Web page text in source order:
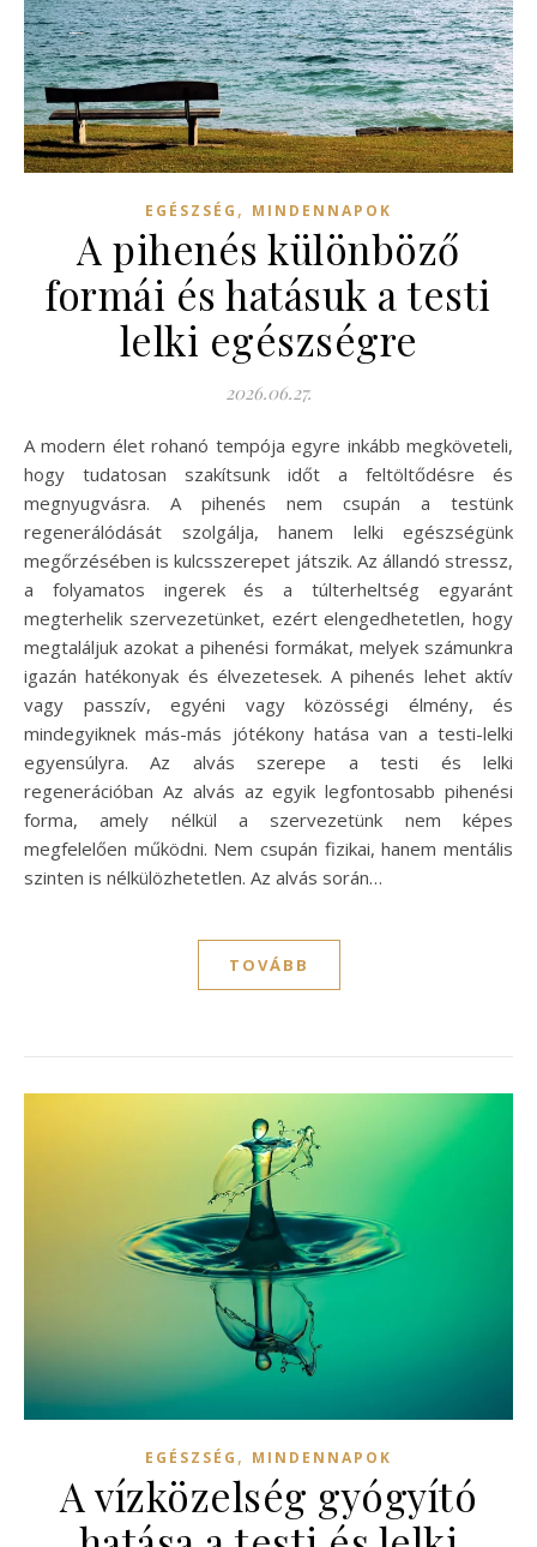
EGÉSZSÉG , MINDENNAPOK
A pihenés különböző
formái és hatásuk a testi
lelki egészségre
2026.06.27.
A modern élet rohanó tempója egyre inkább megköveteli,
hogy tudatosan szakítsunk időt a feltöltődésre és
megnyugvásra. A pihenés nem csupán a testünk
regenerálódását szolgálja, hanem lelki egészségünk
megőrzésében is kulcsszerepet játszik. Az állandó stressz,
a folyamatos ingerek és a túlterheltség egyaránt
megterhelik szervezetünket, ezért elengedhetetlen, hogy
megtaláljuk azokat a pihenési formákat, melyek számunkra
igazán hatékonyak és élvezetesek. A pihenés lehet aktív
vagy passzív, egyéni vagy közösségi élmény, és
mindegyiknek más-más jótékony hatása van a testi-lelki
egyensúlyra. Az alvás szerepe a testi és lelki
regenerációban Az alvás az egyik legfontosabb pihenési
forma, amely nélkül a szervezetünk nem képes
megfelelően működni. Nem csupán fizikai, hanem mentális
szinten is nélkülözhetetlen. Az alvás során…
TOVÁBB
EGÉSZSÉG , MINDENNAPOK
A vízközelség gyógyító